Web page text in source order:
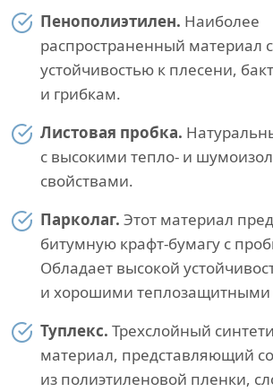
Пенополиэтилен. Наиболее
распространенный материал
устойчивостью к плесени,
и грибкам.
Листовая пробка.
с высокими тепло- и
свойствами.
Парколаг. Этот материал
битумную крафт-бумагу с
Обладает высокой
и хорошими теплозащитными
Туплекс. Трехслойный
материал, представляющий
из полиэтиленовой пленки,